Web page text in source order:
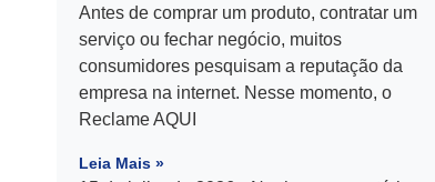
Antes de comprar um produto, contratar um
serviço ou fechar negócio, muitos
consumidores pesquisam a reputação da
empresa na internet. Nesse momento, o
Reclame AQUI
Leia Mais »